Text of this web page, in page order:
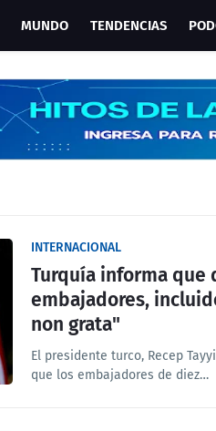
MUNDO TENDENCIAS
INTERNACIONAL
Turquía informa que
embajadores,
non grata"
El presidente turco, Recep
que los embajadores de diez…